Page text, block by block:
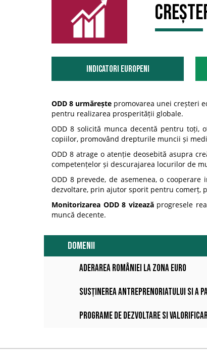
Indicatori Europeni
ODD 8 urmărește promovarea unei creșteri
pentru realizarea prosperității globale.
ODD 8 solicită munca decentă pentru toți,
copiilor, promovând drepturile muncii și
ODD 8 atrage o atenție deosebită asupra
competențelor și descurajarea locurilor de
ODD 8 prevede, de asemenea, o
dezvoltare, prin ajutor sporit pentru comerț,
Monitorizarea ODD 8 vizeazăprogresele
muncă decente.
DOMENII
Aderarea României la Zona Euro
Susținerea antreprenoriatului si a
Programe de dezvoltare si